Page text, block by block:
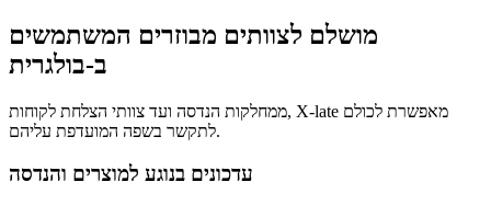
מושלם לצוותים מבוזרים המשתמשים
ב-בולגרית
ממחלקות הנדסה ועד צוותי הצלחת לקוחות, X-late מאפשרת לכולם
לתקשר בשפה המועדפת עליהם.
עדכונים בנוגע למוצרים והנדסה